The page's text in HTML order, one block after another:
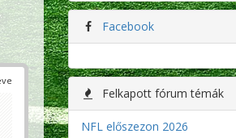
Facebook
Felkapott fórum témák
NFL előszezon 2026